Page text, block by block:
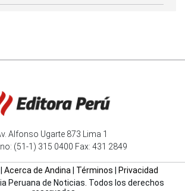
Alfonso Ugarte 873 Lima 1
(51-1) 315 0400 Fax: 431 2849
Acerca de Andina| Términos
Privacidad
Peruana de Noticias. Todos los derechos